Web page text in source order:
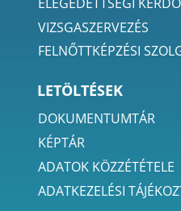
VIZSGASZERVEZÉS
FELNŐTTKÉPZÉSI
LETÖLTÉSEK
DOKUMENTUMTÁR
KÉPTÁR
ADATOK KÖZZÉTÉTELE
ADATKEZELÉSI